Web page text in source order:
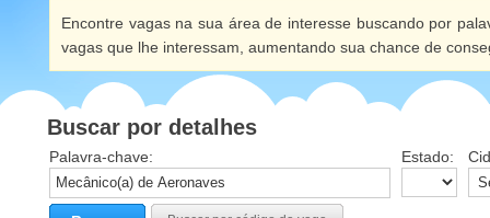
Encontre vagas na sua área de interesse buscando por
vagas que lhe interessam, aumentando sua chance de
Buscar por detalhes
Palavra-chave: Estado: